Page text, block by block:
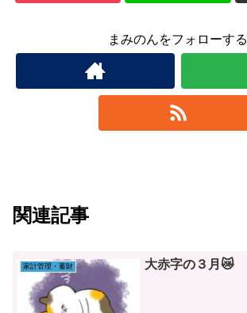
まみのんをフォローする
関連記事
家計管理・蓄財 大赤字の３月😿